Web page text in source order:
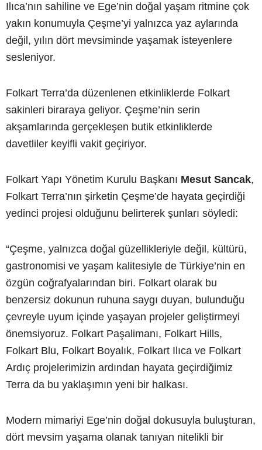
Ilıca’nın sahiline ve Ege’nin doğal yaşam ritmine çok
yakın konumuyla Çeşme’yi yalnızca yaz aylarında
değil, yılın dört mevsiminde yaşamak isteyenlere
sesleniyor.
Folkart Terra’da düzenlenen etkinliklerde Folkart
sakinleri biraraya geliyor. Çeşme’nin serin
akşamlarında gerçekleşen butik etkinliklerde
davetliler keyifli vakit geçiriyor.
Folkart Yapı Yönetim Kurulu Başkanı Mesut Sancak,
Folkart Terra’nın şirketin Çeşme’de hayata geçirdiği
yedinci projesi olduğunu belirterek şunları söyledi:
“Çeşme, yalnızca doğal güzellikleriyle değil, kültürü,
gastronomisi ve yaşam kalitesiyle de Türkiye’nin en
özgün coğrafyalarından biri. Folkart olarak bu
benzersiz dokunun ruhuna saygı duyan, bulunduğu
çevreyle uyum içinde yaşayan projeler geliştirmeyi
önemsiyoruz. Folkart Paşalimanı, Folkart Hills,
Folkart Blu, Folkart Boyalık, Folkart Ilıca ve Folkart
Ardıç projelerimizin ardından hayata geçirdiğimiz
Terra da bu yaklaşımın yeni bir halkası.
Modern mimariyi Ege’nin doğal dokusuyla buluşturan,
dört mevsim yaşama olanak tanıyan nitelikli bir